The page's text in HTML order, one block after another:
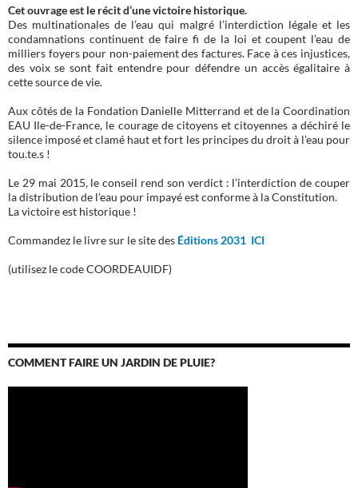
Cet ouvrage est le récit d’une victoire historique.
Des multinationales de l’eau qui malgré l’interdiction légale et les
condamnations continuent de faire fi de la loi et coupent l’eau de
milliers foyers pour non-paiement des factures. Face à ces injustices,
des voix se sont fait entendre pour défendre un accès égalitaire à
cette source de vie.
Aux côtés de la Fondation Danielle Mitterrand et de la Coordination
EAU Ile-de-France, le courage de citoyens et citoyennes a déchiré le
silence imposé et clamé haut et fort les principes du droit à l’eau pour
tou.te.s !
Le 29 mai 2015, le conseil rend son verdict : l’interdiction de couper
la distribution de l’eau pour impayé est conforme à la Constitution.
La victoire est historique !
Commandez le livre sur le site des Éditions 2031 ICI
(utilisez le code COORDEAUIDF)
COMMENT FAIRE UN JARDIN DE PLUIE?